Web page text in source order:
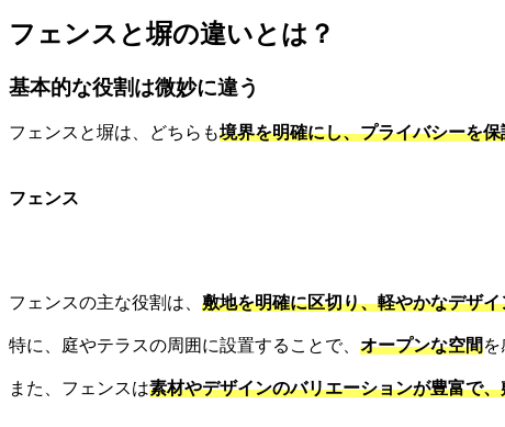
フェンスと塀の違いとは？
基本的な役割は微妙に違う
フェンスと塀は、どちらも境界を明確にし、プライバシーを
フェンス
フェンスの主な役割は、 敷地を明確に区切り、軽やかなデザ
特に、庭やテラスの周囲に設置することで、 オープンな空間
また、フェンスは素材やデザインのバリエーションが豊富で